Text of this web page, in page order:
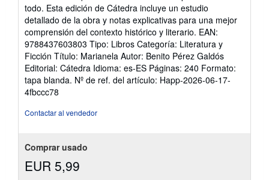
todo. Esta edición de Cátedra incluye un estudio
detallado de la obra y notas explicativas para una mejor
comprensión del contexto histórico y literario. EAN:
9788437603803 Tipo: Libros Categoría: Literatura y
Ficción Título: Marianela Autor: Benito Pérez Galdós
Editorial: Cátedra Idioma: es-ES Páginas: 240 Formato:
tapa blanda. Nº de ref. del artículo: Happ-2026-06-17-
4fbccc78
Contactar al vendedor
Comprar usado
EUR 5,99